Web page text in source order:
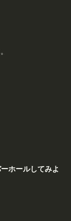
ホールしてみよ